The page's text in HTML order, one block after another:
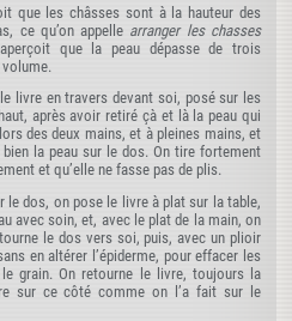
que les châsses sont à la hauteur des
ce qu’on appelle arranger les chasses
que la peau dépasse de trois
livre en travers devant soi, posé sur les
après avoir retiré çà et là la peau qui
des deux mains, et à pleines mains, et
bien la peau sur le dos. On tire fortement
et qu’elle ne fasse pas de plis.
le dos, on pose le livre à plat sur la table,
avec soin, et, avec le plat de la main, on
le dos vers soi, puis, avec un plioir
en altérer l’épiderme, pour effacer les
grain. On retourne le livre, toujours la
sur ce côté comme on l’a fait sur le